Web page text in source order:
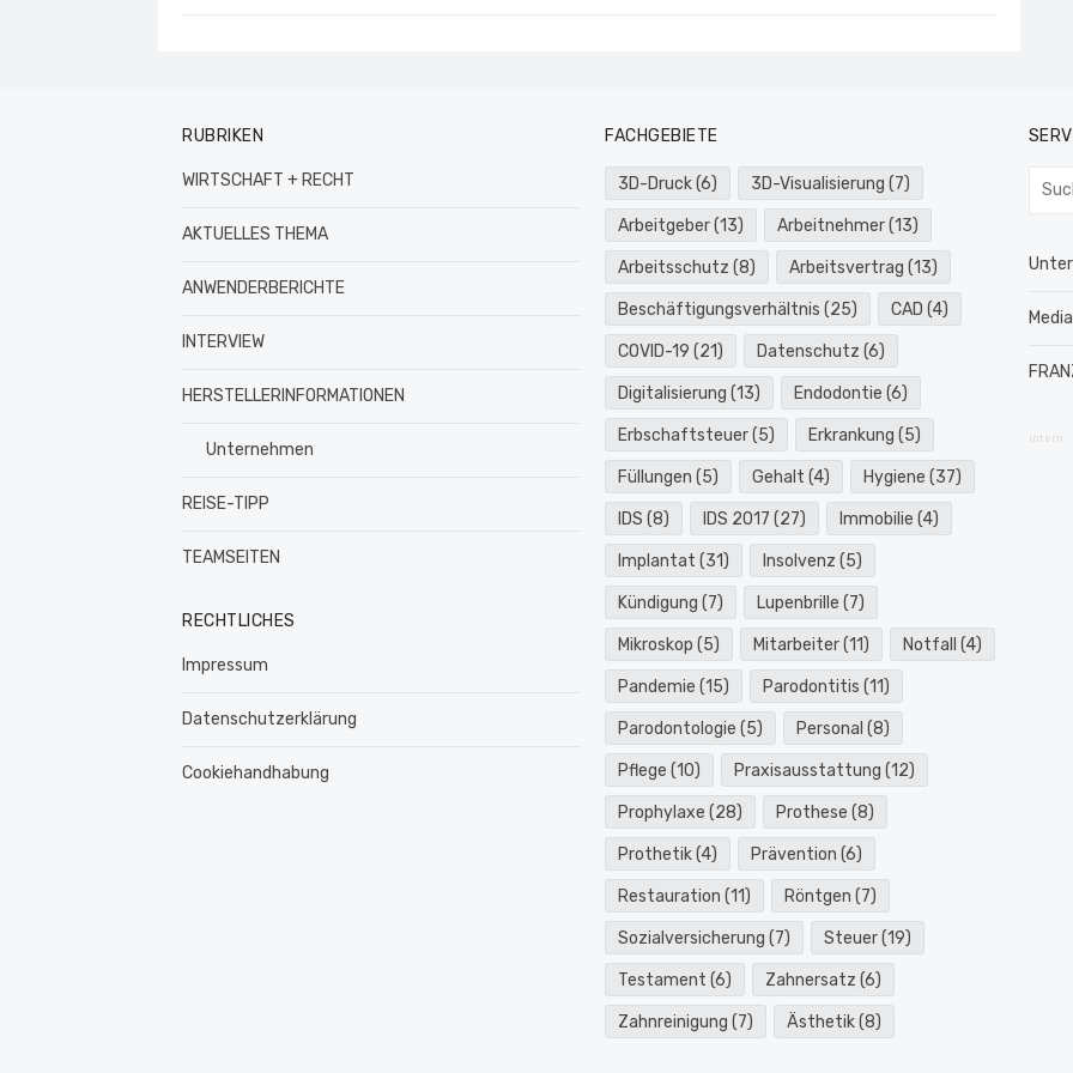
RUBRIKEN
WIRTSCHAFT + RECHT
AKTUELLES THEMA
ANWENDERBERICHTE
INTERVIEW
HERSTELLERINFORMATIONEN
Unternehmen
REISE-TIPP
TEAMSEITEN
RECHTLICHES
Impressum
Datenschutzerklärung
Cookiehandhabung
FACHGEBIETE
3D-Druck(6) 3D-Visualisierung (7)
Arbeitgeber(13) Arbeitnehmer(13)
Arbeitsschutz (8) Arbeitsvertrag (13)
Beschäftigungsverhältnis (25) CAD (4)
COVID-19 (21) Datenschutz (6)
Digitalisierung (13) Endodontie (6)
Erbschaftsteuer(5) Erkrankung (5)
Füllungen (5) Gehalt (4) Hygiene (37)
IDS (8) IDS 2017 (27) Immobilie (4)
Implantat (31) Insolvenz (5)
Kündigung (7) Lupenbrille (7)
Mikroskop (5) Mitarbeiter(11) Notfall (4)
Pandemie (15) Parodontitis (11)
Parodontologie (5) Personal (8)
Pflege (10) Praxisausstattung (12)
Prophylaxe (28) Prothese (8)
Prothetik(4) Prävention (6)
Restauration (11) Röntgen (7)
Sozialversicherung (7) Steuer(19)
Testament (6) Zahnersatz (6)
Zahnreinigung (7) Ästhetik(8)
intern